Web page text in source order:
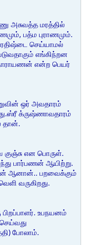
அசுவத்த மரத்தில்
பத்ம புராணமும்.
செய்யாமல்
எங்கிந்றன
என்ற பெயர்
ஒர் அவதாரம்
க்ருஷ்ணாவதாரம்
தான்.
குஞ்சு என பொருள்.
பார்பணன் ஆயிற்று.
ஆனான்.. பறவைக்கும்
வருகிறது.
உபநயனம்
போலாம்.